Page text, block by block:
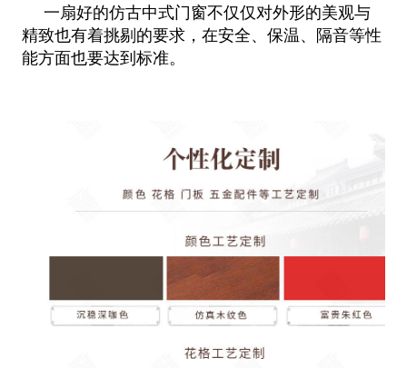
一扇好的仿古中式门窗不仅仅对外形的美观与
精致也有着挑剔的要求，在安全、保温、隔音等性
能方面也要达到标准。